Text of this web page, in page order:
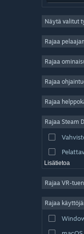
Indie
Näytä valitut
Rajaa
Rajaa
Rajaa
Rajaa
Rajaa Steam
Lisätietoa
Rajaa VR-
Rajaa